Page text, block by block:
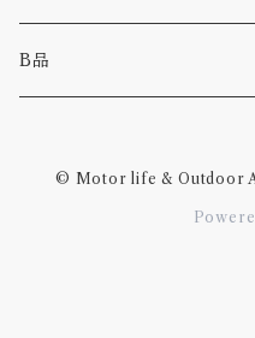
キャンプ
B品
© Motor life & Outdoor